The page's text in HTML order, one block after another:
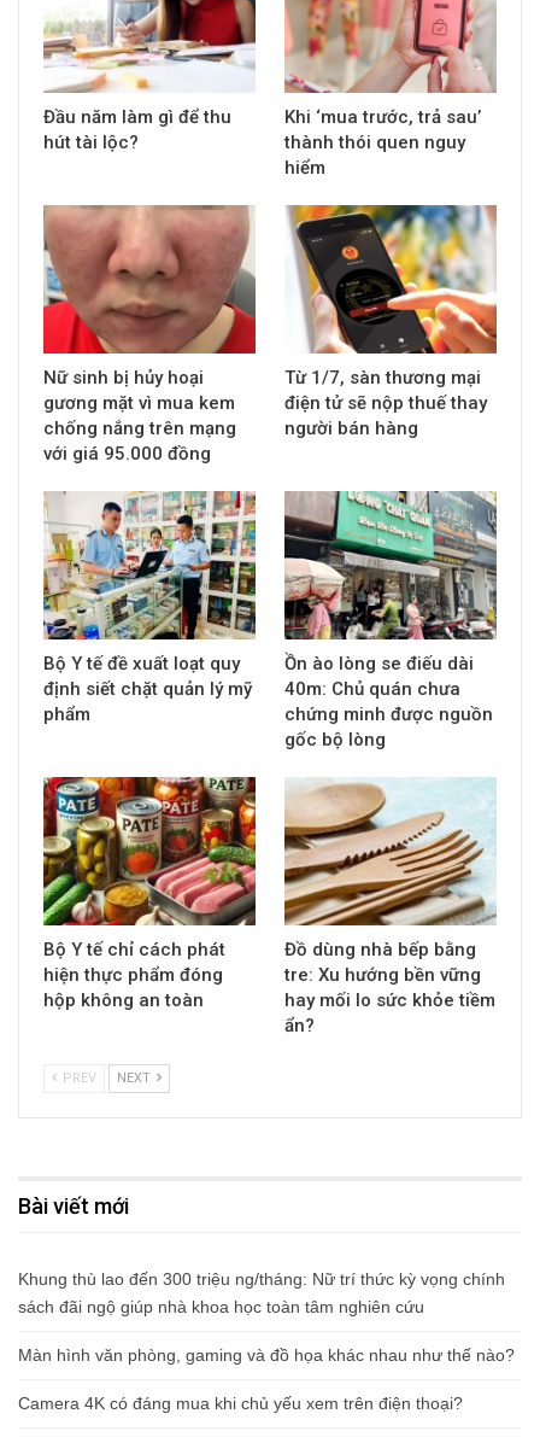
Đầu năm làm gì để thu
hút tài lộc?
Khi ‘mua trước, trả sau’
thành thói quen nguy
hiểm
Nữ sinh bị hủy hoại
gương mặt vì mua kem
chống nắng trên mạng
với giá 95.000 đồng
Từ 1/7, sàn thương mại
điện tử sẽ nộp thuế thay
người bán hàng
Bộ Y tế đề xuất loạt quy
định siết chặt quản lý mỹ
phẩm
Ồn ào lòng se điếu dài
40m: Chủ quán chưa
chứng minh được nguồn
gốc bộ lòng
Bộ Y tế chỉ cách phát
hiện thực phẩm đóng
hộp không an toàn
Đồ dùng nhà bếp bằng
tre: Xu hướng bền vững
hay mối lo sức khỏe tiềm
ẩn?
PREV NEXT
Bài viết mới
Khung thù lao đến 300 triệu ng/tháng: Nữ trí thức kỳ vọng chính
sách đãi ngộ giúp nhà khoa học toàn tâm nghiên cứu
Màn hình văn phòng, gaming và đồ họa khác nhau như thế nào?
Camera 4K có đáng mua khi chủ yếu xem trên điện thoại?